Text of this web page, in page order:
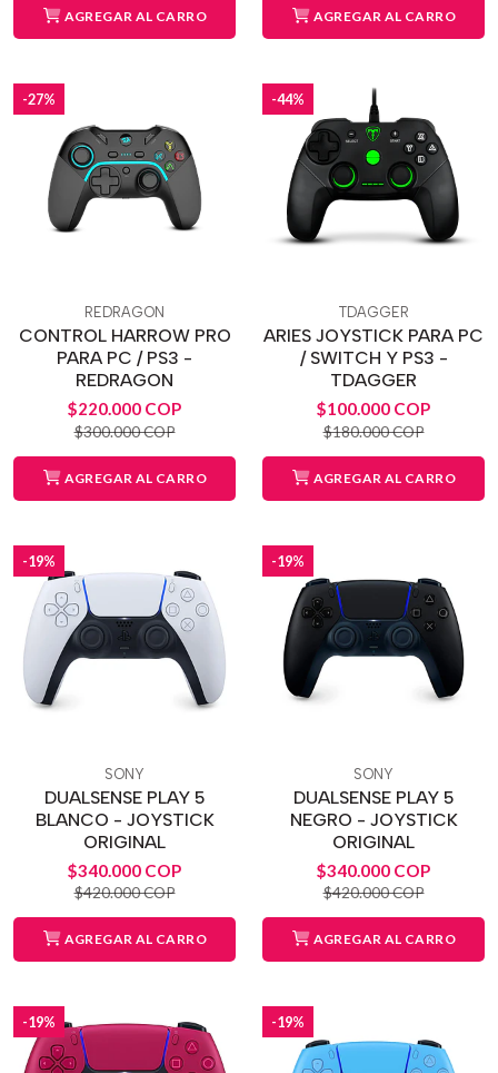
AGREGAR AL CARRO AGREGAR AL CARRO
-27%
REDRAGON
CONTROL HARROW PRO
PARA PC / PS3 -
REDRAGON
$220.000 COP
$300.000 COP
AGREGAR AL CARRO
-44%
TDAGGER
ARIES JOYSTICK PARA PC
/ SWITCH Y PS3 -
TDAGGER
$100.000 COP
$180.000 COP
AGREGAR AL CARRO
-19%
SONY
DUALSENSE PLAY 5
BLANCO - JOYSTICK
ORIGINAL
$340.000 COP
$420.000 COP
AGREGAR AL CARRO
-19%
SONY
DUALSENSE PLAY 5
NEGRO - JOYSTICK
ORIGINAL
$340.000 COP
$420.000 COP
AGREGAR AL CARRO
-19% -19%